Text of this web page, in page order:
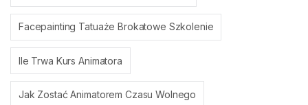
Facepainting Tatuaże Brokatowe Szkolenie
Ile Trwa Kurs Animatora
Jak Zostać Animatorem Czasu Wolnego